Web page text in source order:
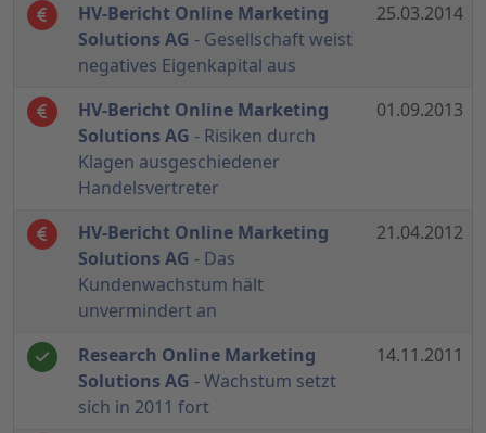
HV-Bericht Online Marketing
Solutions AG - Gesellschaft weist
negatives Eigenkapital aus
25.03.2014
HV-Bericht Online Marketing
Solutions AG - Risiken durch
Klagen ausgeschiedener
Handelsvertreter
01.09.2013
HV-Bericht Online Marketing
Solutions AG - Das
Kundenwachstum hält
unvermindert an
21.04.2012
Research Online Marketing
Solutions AG - Wachstum setzt
sich in 2011 fort
14.11.2011